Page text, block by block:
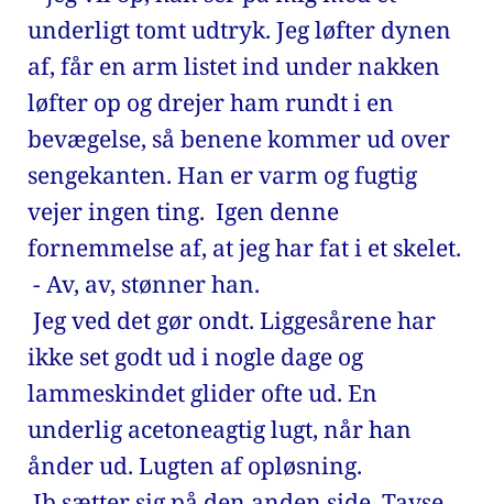
underligt tomt udtryk. Jeg løfter dynen
af, får en arm listet ind under nakken
løfter op og drejer ham rundt i en
bevægelse, så benene kommer ud over
sengekanten. Han er varm og fugtig
vejer ingen ting.  Igen denne
fornemmelse af, at jeg har fat i et skelet.
- Av, av, stønner han.
ikke set godt ud i nogle dage og
lammeskindet glider ofte ud. En
underlig acetoneagtig lugt, når han
ånder ud. Lugten af opløsning.